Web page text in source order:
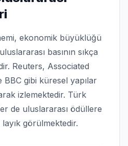
ekonomik büyüklüğü
basının sıkça
Reuters, Associated
gibi küresel yapılar
izlemektedir. Türk
de uluslararası ödüllere
görülmektedir.